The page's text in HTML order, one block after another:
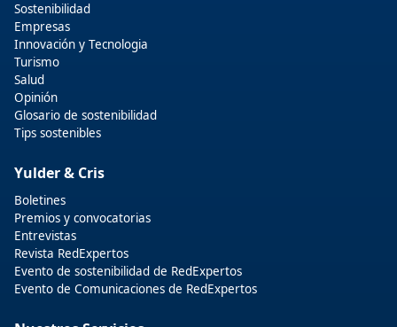
Sostenibilidad
Empresas
Innovación y Tecnologia
Turismo
Salud
Opinión
Glosario de sostenibilidad
Tips sostenibles
Yulder & Cris
Boletines
Premios y convocatorias
Entrevistas
Revista RedExpertos
Evento de sostenibilidad de RedExpertos
Evento de Comunicaciones de RedExpertos